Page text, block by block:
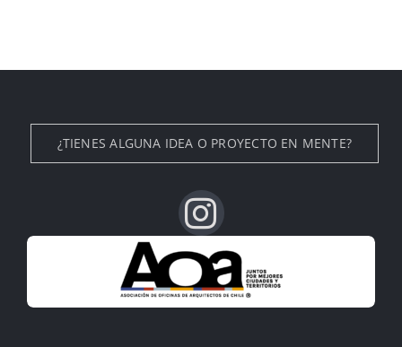
¿TIENES ALGUNA IDEA O PROYECTO EN MENTE?